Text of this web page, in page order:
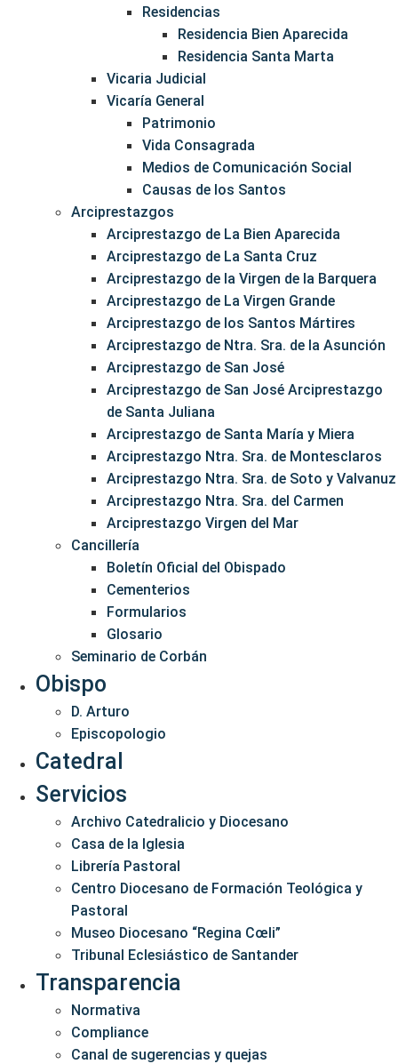
Residencias
Residencia Bien Aparecida
Residencia Santa Marta
Vicaria Judicial
Vicaría General
Patrimonio
Vida Consagrada
Medios de Comunicación Social
Causas de los Santos
Arciprestazgos
Arciprestazgo de La Bien Aparecida
Arciprestazgo de La Santa Cruz
Arciprestazgo de la Virgen de la Barquera
Arciprestazgo de La Virgen Grande
Arciprestazgo de los Santos Mártires
Arciprestazgo de Ntra. Sra. de la Asunción
Arciprestazgo de San José
Arciprestazgo de San José Arciprestazgo
de Santa Juliana
Arciprestazgo de Santa María y Miera
Arciprestazgo Ntra. Sra. de Montesclaros
Arciprestazgo Ntra. Sra. de Soto y Valvanuz
Arciprestazgo Ntra. Sra. del Carmen
Arciprestazgo Virgen del Mar
Cancillería
Boletín Oficial del Obispado
Cementerios
Formularios
Glosario
Seminario de Corbán
Obispo
D. Arturo
Episcopologio
Catedral
Servicios
Archivo Catedralicio y Diocesano
Casa de la Iglesia
Librería Pastoral
Centro Diocesano de Formación Teológica y
Pastoral
Museo Diocesano “Regina Cœli”
Tribunal Eclesiástico de Santander
Transparencia
Normativa
Compliance
Canal de sugerencias y quejas